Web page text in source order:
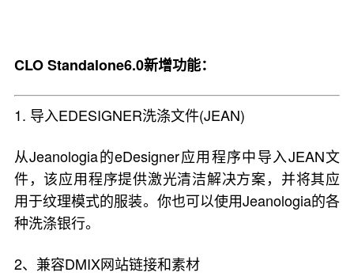
CLO Standalone6.0新增功能：
1. 导入EDESIGNER洗涤文件(JEAN)
从Jeanologia的eDesigner应用程序中导入JEAN文
件，该应用程序提供激光清洁解决方案，并将其应
用于纹理模式的服装。你也可以使用Jeanologia的各
种洗涤银行。
2、兼容DMIX网站链接和素材